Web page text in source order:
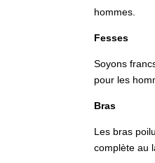
hommes.
Fesses
Soyons
pour les
Bras
Les bras
complète au